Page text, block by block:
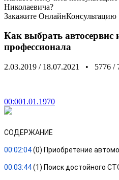
Николаевича?
Закажите ОнлайнКонсультацию
Как выбрать
профессионала
2.03.2019 / 18.07.2021 • 5776 /
00:001.01.1970
СОДЕРЖАНИЕ
00:02:04 (0) Приобретение
00:03:44 (1) Поискдостойного